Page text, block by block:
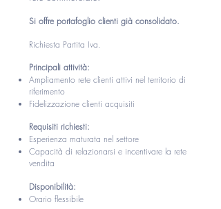
Si offre portafoglio clienti già consolidato.
Richiesta Partita Iva.
Principali attività:
Ampliamento rete clienti attivi nel territorio di
riferimento
Fidelizzazione clienti acquisiti
Requisiti richiesti:
Esperienza maturata nel settore
Capacità di relazionarsi e incentivare la rete
vendita
Disponibilità:
Orario flessibile